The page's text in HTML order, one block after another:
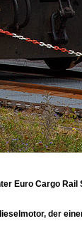
Euro Cargo Rail
der